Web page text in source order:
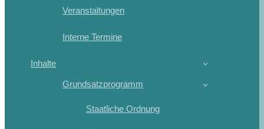
Veranstaltungen
Interne Termine
Inhalte
Grundsatzprogramm
Staatliche Ordnung